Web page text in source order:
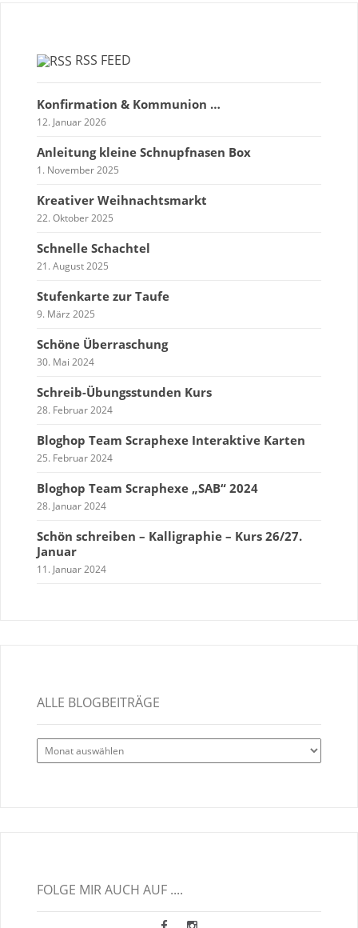
RSS FEED
Konfirmation & Kommunion …
12. Januar 2026
Anleitung kleine Schnupfnasen Box
1. November 2025
Kreativer Weihnachtsmarkt
22. Oktober 2025
Schnelle Schachtel
21. August 2025
Stufenkarte zur Taufe
9. März 2025
Schöne Überraschung
30. Mai 2024
Schreib-Übungsstunden Kurs
28. Februar 2024
Bloghop Team Scraphexe Interaktive Karten
25. Februar 2024
Bloghop Team Scraphexe „SAB“ 2024
28. Januar 2024
Schön schreiben – Kalligraphie – Kurs 26/27.
Januar
11. Januar 2024
ALLE BLOGBEITRÄGE
Alle
Blogbeiträge
FOLGE MIR AUCH AUF ....